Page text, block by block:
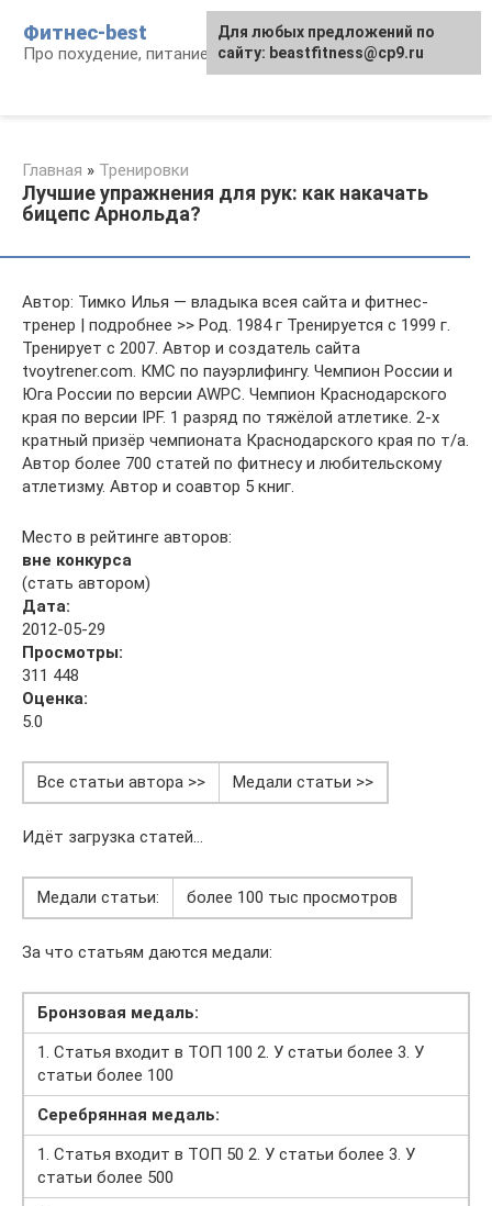
контенту
Фитнес-best
Про похудение, питание и фитнес
Главная » Тренировки
Лучшие упражнения для рук: как накачать
бицепс Арнольда?
Автор: Тимко Илья — владыка всея сайта и фитнес-
тренер | подробнее >> Род. 1984 г Тренируется с 1999 г.
Тренирует с 2007. Автор и создатель сайта
tvoytrener.com. КМС по пауэрлифингу. Чемпион России и
Юга России по версии AWPC. Чемпион Краснодарского
края по версии IPF. 1 разряд по тяжёлой атлетике. 2-х
кратный призёр чемпионата Краснодарского края по т/а.
Автор более 700 статей по фитнесу и любительскому
атлетизму. Автор и соавтор 5 книг.
Место в рейтинге авторов:
вне конкурса
(стать автором)
Дата:
2012-05-29
Просмотры:
311 448
Оценка:
5.0
Все статьи автора >> Медали статьи >>
Идёт загрузка статей…
Медали статьи: более 100 тыс просмотров
За что статьям даются медали:
Бронзовая медаль:
1. Статья входит в ТОП 100 2. У статьи более 3. У
статьи более 100
Серебрянная медаль:
1. Статья входит в ТОП 50 2. У статьи более 3. У
статьи более 500
Для любых предложений по
сайту: beastfitness@cp9.ru